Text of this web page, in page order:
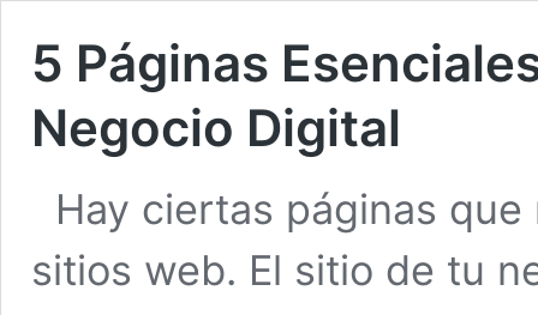
5 Páginas
Negocio Digital
Hay ciertas páginas
sitios web. El sitio de tu